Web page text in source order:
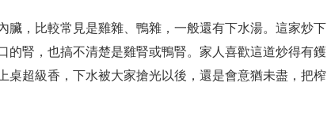
，比較常見是雞雜、鴨雜，一般還有下水湯。這家炒下
的腎，也搞不清楚是雞腎或鴨腎。家人喜歡這道炒得有鑊
超級香，下水被大家搶光以後，還是會意猶未盡，把榨